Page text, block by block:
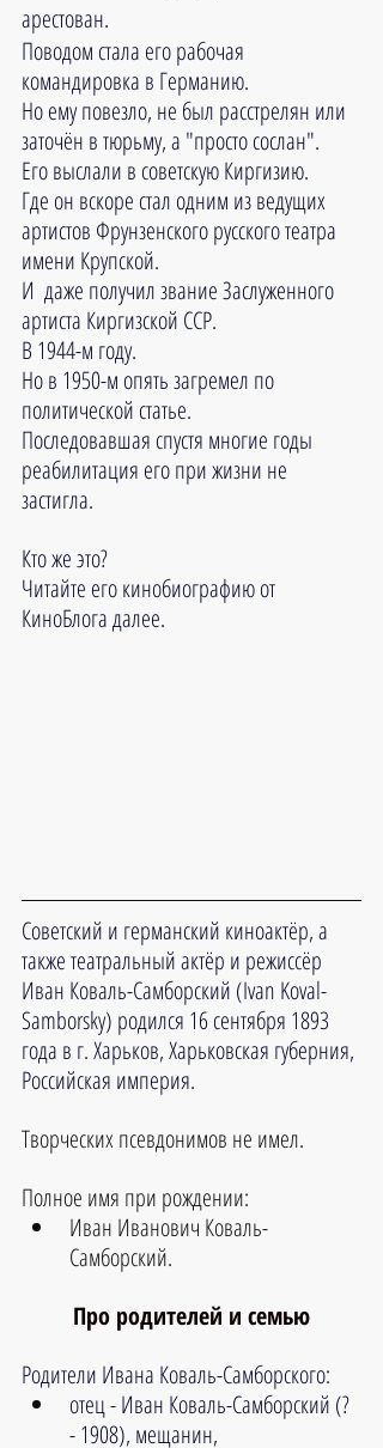
арестован.
Поводом стала его рабочая
командировка в Германию.
Но ему повезло, не был расстрелян или
заточён в тюрьму, а "просто сослан".
Его выслали в советскую Киргизию.
Где он вскоре стал одним из ведущих
артистов Фрунзенского русского театра
имени Крупской.
И  даже получил звание Заслуженного
артиста Киргизской ССР.
В 1944-м году.
Но в 1950-м опять загремел по
политической статье.
Последовавшая спустя многие годы
реабилитация его при жизни не
застигла.
Кто же это?
Читайте его кинобиографию от
КиноБлога далее.
Советский и германский киноактёр, а
также театральный актёр и режиссёр
Иван Коваль-Самборский (Ivan Koval-
Samborsky) родился 16 сентября 1893
года в г. Харьков, Харьковская губерния,
Российская империя.
Творческих псевдонимов не имел.
Полное имя при рождении:
Иван Иванович Коваль-
Самборский.
Про родителей и семью
Родители Ивана Коваль-Самборского:
отец - Иван Коваль-Самборский (?
- 1908), мещанин,